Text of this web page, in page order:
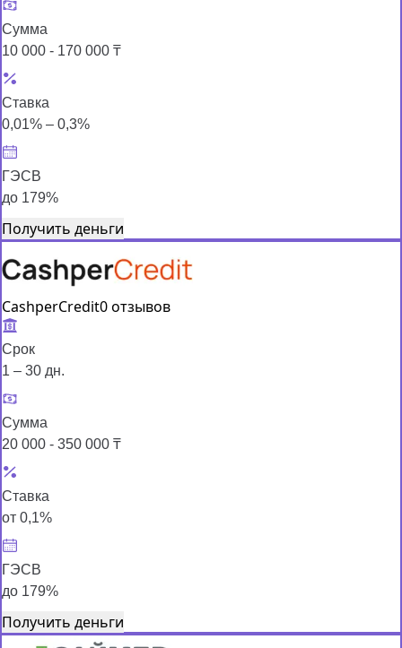
Сумма
10 000 - 170 000 ₸
Ставка
0,01% – 0,3%
ГЭСВ
до 179%
Получить деньги
CashperCredit0 отзывов
Срок
1 – 30 дн.
Сумма
20 000 - 350 000 ₸
Ставка
от 0,1%
ГЭСВ
до 179%
Получить деньги